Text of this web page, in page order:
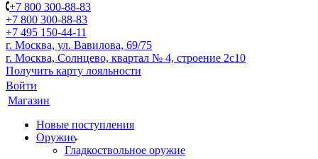
+7 800 300-88-83
+7 800 300-88-83
+7 495 150-44-11
г. Москва, ул. Вавилова, 69/75
г. Москва, Солнцево, квартал № 4, строение 2с10
Получить карту лояльности
Войти
Магазин
Новые поступления
Оружие
Гладкоствольное оружие